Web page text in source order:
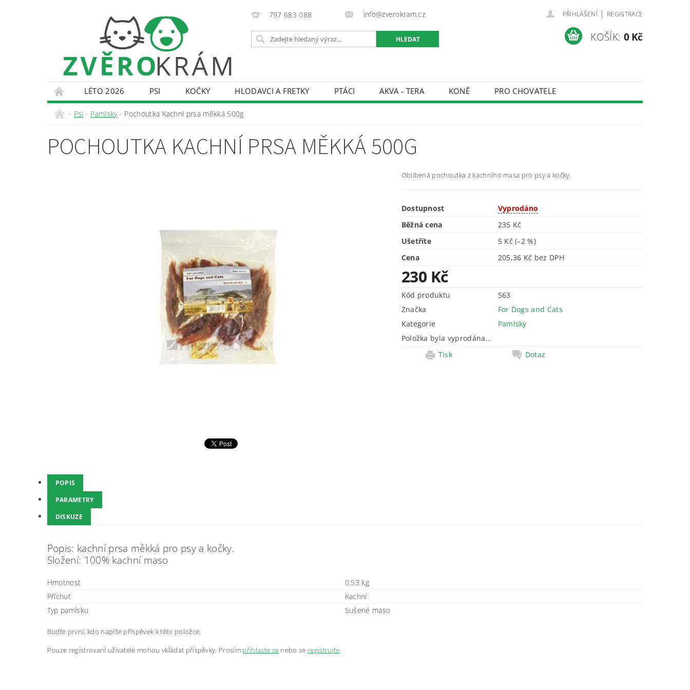
797 683 088 info@zverokram.cz PŘIHLÁŠENÍ | REGISTRACE
KOŠÍK: 0 Kč
LÉTO 2026 PSI KOČKY HLODAVCI A FRETKY PTÁCI AKVA - TERA KONĚ
PRO CHOVATELE
KONTAKTY
DOPRAVA A PLATBA OBCHODNÍ PODMÍNKY
Psi Pamlsky Pochoutka Kachní prsa měkká 500g
POCHOUTKA KACHNÍ PRSA MĚKKÁ 500G
Oblíbená pochoutka z kachního masa pro psy a kočky.
Dostupnost
Vyprodáno
Běžná cena
235 Kč
Ušetříte
5 Kč(–2 %)
Cena
205,36 Kč bez DPH
230 Kč
Kód produktu
563
Značka
For Dogs and Cats
Kategorie
Pamlsky
Položka byla vyprodána...
Tisk
Dotaz
POPIS
PARAMETRY
DISKUZE
Popis: kachní prsa měkká pro psy a kočky.
Složení: 100% kachní maso
Hmotnost
0.53 kg
Příchuť
Kachní
Typ pamlsku
Sušené maso
Buďte první, kdo napíše příspěvek k této položce.
Pouze registrovaní uživatelé mohou vkládat příspěvky. Prosím přihlaste se nebo se registrujte.